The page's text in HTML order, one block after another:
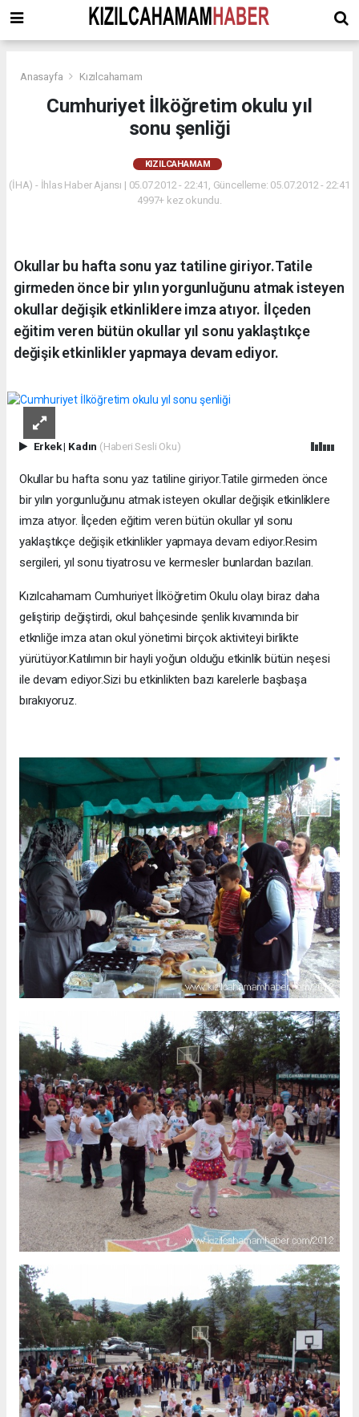
Anasayfa Kızılcahamam
Cumhuriyet İlköğretim okulu yıl
sonu şenliği
KIZILCAHAMAM
(İHA) - İhlas Haber Ajansı | 05.07.2012 - 22:41, Güncelleme: 05.07.2012 - 22:41
4997+ kez okundu.
Okullar bu hafta sonu yaz tatiline giriyor.Tatile
girmeden önce bir yılın yorgunluğunu atmak isteyen
okullar değişik etkinliklere imza atıyor. İlçeden
eğitim veren bütün okullar yıl sonu yaklaştıkçe
değişik etkinlikler yapmaya devam ediyor.
Erkek| Kadın (Haberi Sesli Oku)
Okullar bu hafta sonu yaz tatiline giriyor.Tatile girmeden önce
bir yılın yorgunluğunu atmak isteyen okullar değişik etkinliklere
imza atıyor. İlçeden eğitim veren bütün okullar yıl sonu
yaklaştıkçe değişik etkinlikler yapmaya devam ediyor.Resim
sergileri, yıl sonu tiyatrosu ve kermesler bunlardan bazıları.
Kızılcahamam Cumhuriyet İlköğretim Okulu olayı biraz daha
geliştirip değiştirdi, okul bahçesinde şenlik kıvamında bir
etknliğe imza atan okul yönetimi birçok aktiviteyi birlikte
yürütüyor.Katılımın bir hayli yoğun olduğu etkinlik bütün neşesi
ile devam ediyor.Sizi bu etkinlikten bazı karelerle başbaşa
bırakıyoruz.